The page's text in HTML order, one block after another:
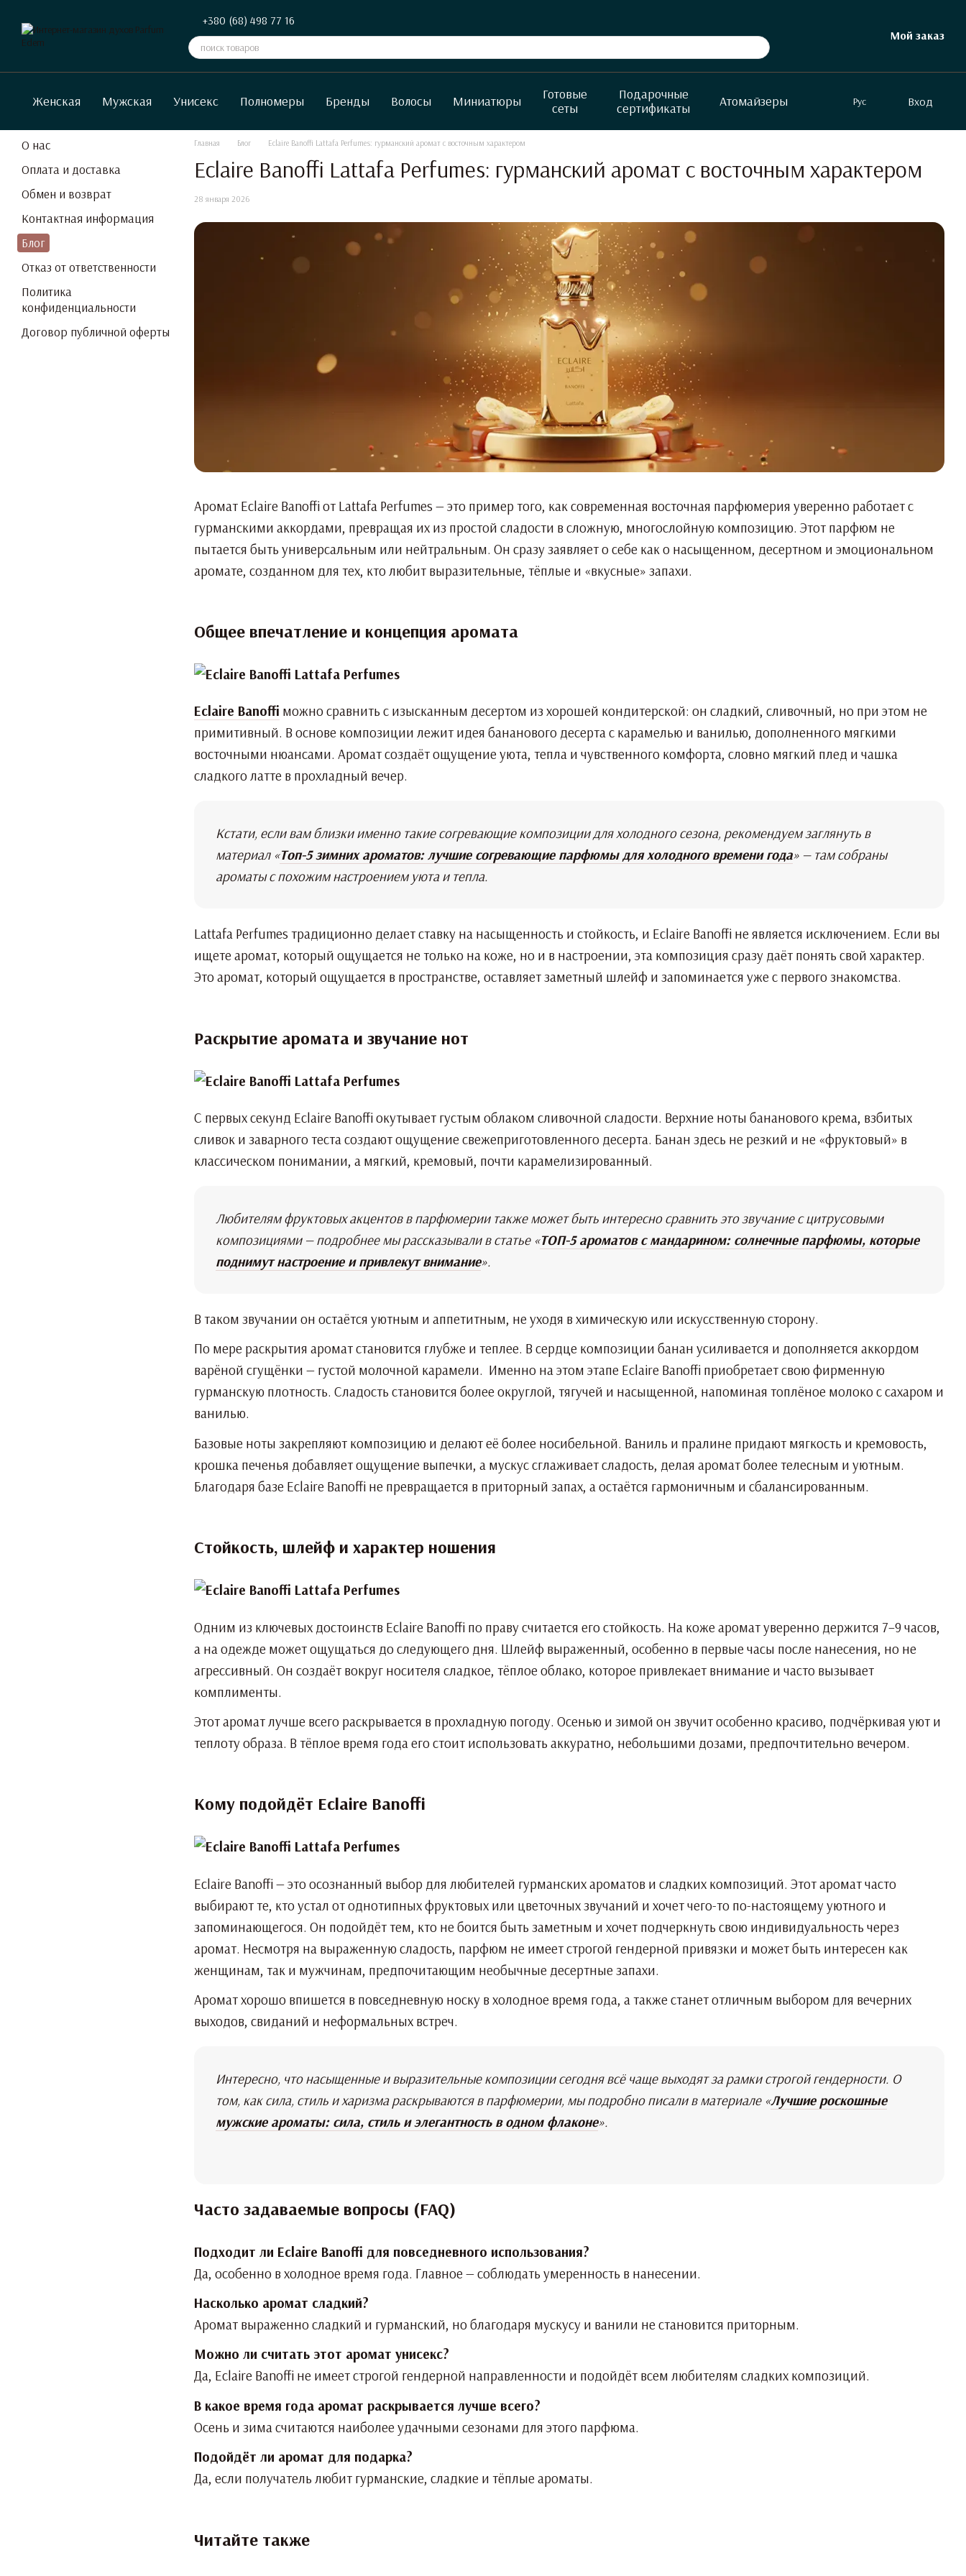
+380 (68) 498 77 16
Мой заказ
Женская Мужская Унисекс Полномеры Бренды Волосы Миниатюры
Готовые
сеты
Подарочные
сертификаты
Атомайзеры Рус Вход
Главная Блог Eclaire Banoffi Lattafa Perfumes: гурманский аромат с восточным характером
Eclaire Banoffi Lattafa Perfumes: гурманский аромат с восточным характером
28 января 2026
Аромат Eclaire Banoffi от Lattafa Perfumes — это пример того, как современная восточная парфюмерия уверенно работает с
гурманскими аккордами, превращая их из простой сладости в сложную, многослойную композицию. Этот парфюм не
пытается быть универсальным или нейтральным. Он сразу заявляет о себе как о насыщенном, десертном и эмоциональном
аромате, созданном для тех, кто любит выразительные, тёплые и «вкусные» запахи.
Общее впечатление и концепция аромата
Eclaire Banoffi можно сравнить с изысканным десертом из хорошей кондитерской: он сладкий, сливочный, но при этом не
примитивный. В основе композиции лежит идея бананового десерта с карамелью и ванилью, дополненного мягкими
восточными нюансами. Аромат создаёт ощущение уюта, тепла и чувственного комфорта, словно мягкий плед и чашка
сладкого латте в прохладный вечер.
Кстати, если вам близки именно такие согревающие композиции для холодного сезона, рекомендуем заглянуть в
материал «Топ-5 зимних ароматов: лучшие согревающие парфюмы для холодного времени года» — там собраны
ароматы с похожим настроением уюта и тепла.
Lattafa Perfumes традиционно делает ставку на насыщенность и стойкость, и Eclaire Banoffi не является исключением. Если вы
ищете аромат, который ощущается не только на коже, но и в настроении, эта композиция сразу даёт понять свой характер.
Это аромат, который ощущается в пространстве, оставляет заметный шлейф и запоминается уже с первого знакомства.
Раскрытие аромата и звучание нот
С первых секунд Eclaire Banoffi окутывает густым облаком сливочной сладости. Верхние ноты бананового крема, взбитых
сливок и заварного теста создают ощущение свежеприготовленного десерта. Банан здесь не резкий и не «фруктовый» в
классическом понимании, а мягкий, кремовый, почти карамелизированный.
Любителям фруктовых акцентов в парфюмерии также может быть интересно сравнить это звучание с цитрусовыми
композициями — подробнее мы рассказывали в статье «ТОП-5 ароматов с мандарином: солнечные парфюмы, которые
поднимут настроение и привлекут внимание».
В таком звучании он остаётся уютным и аппетитным, не уходя в химическую или искусственную сторону.
По мере раскрытия аромат становится глубже и теплее. В сердце композиции банан усиливается и дополняется аккордом
варёной сгущёнки — густой молочной карамели. Именно на этом этапе Eclaire Banoffi приобретает свою фирменную
гурманскую плотность. Сладость становится более округлой, тягучей и насыщенной, напоминая топлёное молоко с сахаром и
ванилью.
Базовые ноты закрепляют композицию и делают её более носибельной. Ваниль и пралине придают мягкость и кремовость,
крошка печенья добавляет ощущение выпечки, а мускус сглаживает сладость, делая аромат более телесным и уютным.
Благодаря базе Eclaire Banoffi не превращается в приторный запах, а остаётся гармоничным и сбалансированным.
Стойкость, шлейф и характер ношения
Одним из ключевых достоинств Eclaire Banoffi по праву считается его стойкость. На коже аромат уверенно держится 7–9 часов,
а на одежде может ощущаться до следующего дня. Шлейф выраженный, особенно в первые часы после нанесения, но не
агрессивный. Он создаёт вокруг носителя сладкое, тёплое облако, которое привлекает внимание и часто вызывает
комплименты.
Этот аромат лучше всего раскрывается в прохладную погоду. Осенью и зимой он звучит особенно красиво, подчёркивая уют и
теплоту образа. В тёплое время года его стоит использовать аккуратно, небольшими дозами, предпочтительно вечером.
Кому подойдёт Eclaire Banoffi
Eclaire Banoffi — это осознанный выбор для любителей гурманских ароматов и сладких композиций. Этот аромат часто
выбирают те, кто устал от однотипных фруктовых или цветочных звучаний и хочет чего-то по-настоящему уютного и
запоминающегося. Он подойдёт тем, кто не боится быть заметным и хочет подчеркнуть свою индивидуальность через
аромат. Несмотря на выраженную сладость, парфюм не имеет строгой гендерной привязки и может быть интересен как
женщинам, так и мужчинам, предпочитающим необычные десертные запахи.
Аромат хорошо впишется в повседневную носку в холодное время года, а также станет отличным выбором для вечерних
выходов, свиданий и неформальных встреч.
Интересно, что насыщенные и выразительные композиции сегодня всё чаще выходят за рамки строгой гендерности. О
том, как сила, стиль и харизма раскрываются в парфюмерии, мы подробно писали в материале «Лучшие роскошные
мужские ароматы: сила, стиль и элегантность в одном флаконе».
Часто задаваемые вопросы (FAQ)
Подходит ли Eclaire Banoffi для повседневного использования?
Да, особенно в холодное время года. Главное — соблюдать умеренность в нанесении.
Насколько аромат сладкий?
Аромат выраженно сладкий и гурманский, но благодаря мускусу и ванили не становится приторным.
Можно ли считать этот аромат унисекс?
Да, Eclaire Banoffi не имеет строгой гендерной направленности и подойдёт всем любителям сладких композиций.
В какое время года аромат раскрывается лучше всего?
Осень и зима считаются наиболее удачными сезонами для этого парфюма.
Подойдёт ли аромат для подарка?
Да, если получатель любит гурманские, сладкие и тёплые ароматы.
Читайте также
О нас
Оплата и доставка
Обмен и возврат
Контактная информация
Блог
Отказ от ответственности
Политика
конфиденциальности
Договор публичной оферты